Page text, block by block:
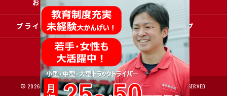
お問い合わせ 採用申込
プライバシーポリシー サイトマップ
© 2026 大阪で運送の求人なら協和運送株式会社 ALL RIGHTS RESERVED.